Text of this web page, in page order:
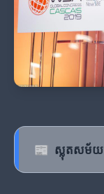
📰 ស្លុតសម័យ